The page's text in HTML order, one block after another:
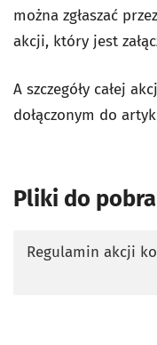
można zgłaszać
akcji, który jest
A szczegóły całej
dołączonym do
Pliki do
Regulamin akcji